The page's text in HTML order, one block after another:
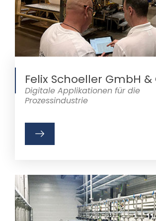
Felix Schoeller GmbH &
Digitale Applikationen für die
Prozessindustrie